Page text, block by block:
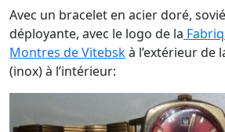
Avec un bracelet en acier doré,
déployante, avec le logo de la
Montres de Vitebskà l’extérieur de
(inox) à l’intérieur: